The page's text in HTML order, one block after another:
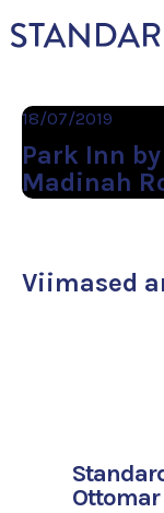
18/07/2019
Park Inn
Madinah
Viimased